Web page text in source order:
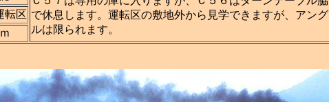
で休息します。運転区の敷地外から見学できますが、アング
ルは限られます。
転区